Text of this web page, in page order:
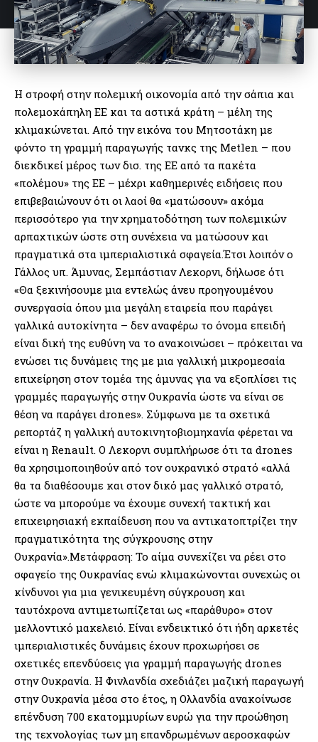
Η στροφή στην πολεμική οικονομία από την σάπια και
πολεμοκάπηλη ΕΕ και τα αστικά κράτη – μέλη της
κλιμακώνεται. Από την εικόνα του Μητσοτάκη με
φόντο τη γραμμή παραγωγής τανκς της Metlen – που
διεκδικεί μέρος των δισ. της ΕΕ από τα πακέτα
«πολέμου» της ΕΕ – μέχρι καθημερινές ειδήσεις που
επιβεβαιώνουν ότι οι λαοί θα «ματώσουν» ακόμα
περισσότερο για την χρηματοδότηση των πολεμικών
αρπαχτικών ώστε στη συνέχεια να ματώσουν και
πραγματικά στα ιμπεριαλιστικά σφαγεία.Έτσι λοιπόν ο
Γάλλος υπ. Άμυνας, Σεμπάστιαν Λεκορνι, δήλωσε ότι
«Θα ξεκινήσουμε μια εντελώς άνευ προηγουμένου
συνεργασία όπου μια μεγάλη εταιρεία που παράγει
γαλλικά αυτοκίνητα – δεν αναφέρω το όνομα επειδή
είναι δική της ευθύνη να το ανακοινώσει – πρόκειται να
ενώσει τις δυνάμεις της με μια γαλλική μικρομεσαία
επιχείρηση στον τομέα της άμυνας για να εξοπλίσει τις
γραμμές παραγωγής στην Ουκρανία ώστε να είναι σε
θέση να παράγει drones». Σύμφωνα με τα σχετικά
ρεπορτάζ η γαλλική αυτοκινητοβιομηχανία φέρεται να
είναι η Renault. Ο Λεκορνι συμπλήρωσε ότι τα drones
θα χρησιμοποιηθούν από τον ουκρανικό στρατό «αλλά
θα τα διαθέσουμε και στον δικό μας γαλλικό στρατό,
ώστε να μπορούμε να έχουμε συνεχή τακτική και
επιχειρησιακή εκπαίδευση που να αντικατοπτρίζει την
πραγματικότητα της σύγκρουσης στην
Ουκρανία».Μετάφραση: Το αίμα συνεχίζει να ρέει στο
σφαγείο της Ουκρανίας ενώ κλιμακώνονται συνεχώς οι
κίνδυνοι για μια γενικευμένη σύγκρουση και
ταυτόχρονα αντιμετωπίζεται ως «παράθυρο» στον
μελλοντικό μακελειό. Είναι ενδεικτικό ότι ήδη αρκετές
ιμπεριαλιστικές δυνάμεις έχουν προχωρήσει σε
σχετικές επενδύσεις για γραμμή παραγωγής drones
στην Ουκρανία. Η Φινλανδία σχεδιάζει μαζική παραγωγή
στην Ουκρανία μέσα στο έτος, η Ολλανδία ανακοίνωσε
επένδυση 700 εκατομμυρίων ευρώ για την προώθηση
της τεχνολογίας των μη επανδρωμένων αεροσκαφών